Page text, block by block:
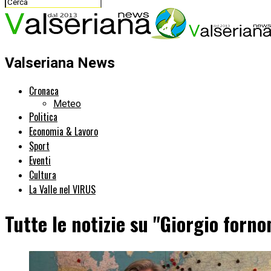
Valseriana News
Cronaca
Meteo
Politica
Economia & Lavoro
Sport
Eventi
Cultura
La Valle nel VIRUS
Tutte le notizie su "Giorgio